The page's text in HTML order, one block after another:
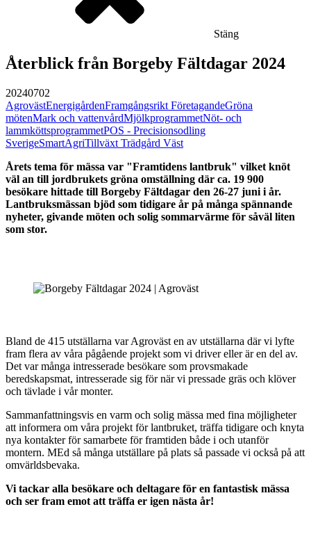
Stäng
Återblick från Borgeby Fältdagar 2024
20240702
AgrovästEnergigårdenFramgångsrikt FöretagandeGröna
mötenMark och vattenvårdMjölkprogrammetNöt- och
lammköttsprogrammetPOS - Precisionsodling
SverigeSmartAgriTillväxt Trädgård Väst
Årets tema för mässa var "Framtidens lantbruk" vilket knöt
väl an till jordbrukets gröna omställning där ca. 19 900
besökare hittade till Borgeby Fältdagar den 26-27 juni i år.
Lantbruksmässan bjöd som tidigare år på många spännande
nyheter, givande möten och solig sommarvärme för såväl liten
som stor.
Bland de 415 utställarna var Agroväst en av utställarna där vi lyfte
fram flera av våra pågående projekt som vi driver eller är en del av.
Det var många intresserade besökare som provsmakade
beredskapsmat, intresserade sig för när vi pressade gräs och klöver
och tävlade i vår monter.
Sammanfattningsvis en varm och solig mässa med fina möjligheter
att informera om våra projekt för lantbruket, träffa tidigare och knyta
nya kontakter för samarbete för framtiden både i och utanför
montern. MEd så många utställare på plats så passade vi också på att
omvärldsbevaka.
Vi tackar alla besökare och deltagare för en fantastisk mässa
och ser fram emot att träffa er igen nästa år!